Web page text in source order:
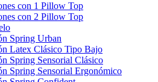
con 1 Pillow Top
con 2 Pillow Top
Spring Urban
Latex Clásico Tipo Bajo
Spring Sensorial Clásico
Spring Sensorial Ergonómico